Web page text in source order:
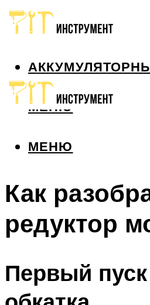
МЕНЮ
МЕНЮ
Как
редуктор
Первый